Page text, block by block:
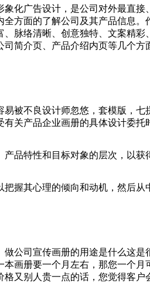
化广告设计，是公司对外最直
方面的了解公司及其产品信息
脉络清晰、创意独特、文案精
简介页、产品介绍内页等几个方
被不良设计师忽悠，套模版，
关产品企业画册的具体设计委托
品特性和目标对象的层次，以
握其心理的倾向和动机，然后
公司宣传画册的用途是什么这
画册要一个月左右，那您一个
又别人贵一点的话，您觉得客